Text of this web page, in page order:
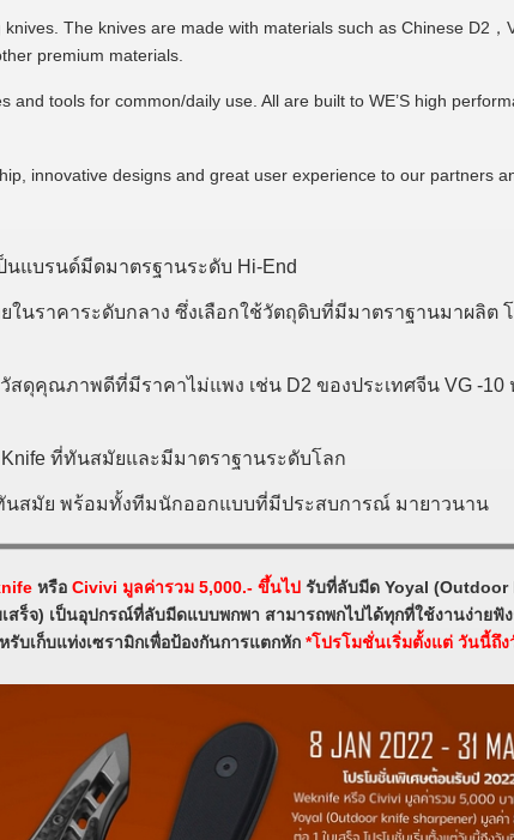
The knives are made with materials such as Chinese D2，
premium materials.
tools for common/daily use. All are built to WE’S high
innovative designs and great user experience to our partners
นแบรนด์มีดมาตรฐานระดับ Hi-End
ในราคาระดับกลาง ซึ่งเลือกใช้วัตถุดิบที่มีมาตราฐานมาผลิต โ
สดุคุณภาพดีที่มีราคาไม่แพง เช่น D2 ของประเทศจีน VG -10
ที่ทันสมัยและมีมาตราฐานระดับโลก
สมัย พร้อมทั้งทีมนักออกแบบที่มีประสบการณ์ มายาวนาน
หรือ Civivi มูลค่ารวม 5,000.- ขึ้นไป รับที่ลับมีด Yoyal (Outdoor
ร็จ) เป็นอุปกรณ์ที่ลับมีดแบบพกพา สามารถพกไปได้ทุกที่ใช้งานง่ายฟั
บเก็บแท่งเซรามิกเพื่อป้องกันการแตกหัก *โปรโมชั่นเริ่มตั้งแต่ วันนี้ถึ